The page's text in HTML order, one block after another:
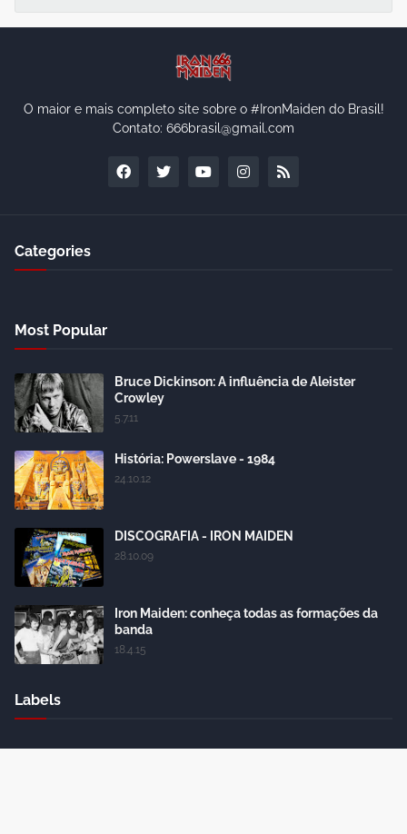
O maior e mais completo site sobre o #IronMaiden do Brasil!
Contato: 666brasil@gmail.com
Categories
Most Popular
Bruce Dickinson: A influência de Aleister
Crowley
5.7.11
História: Powerslave - 1984
24.10.12
DISCOGRAFIA - IRON MAIDEN
28.10.09
Iron Maiden: conheça todas as formações da
banda
18.4.15
Labels